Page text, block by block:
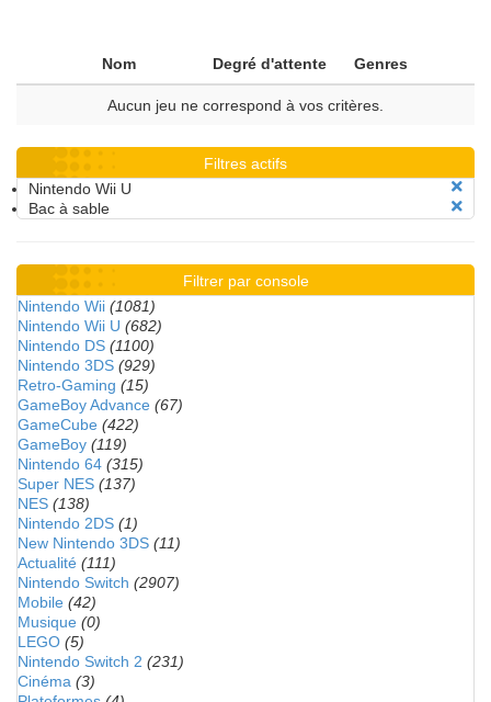
Nom Degré d'attente Genres
Aucun jeu ne correspond à vos critères.
Filtres actifs
Nintendo Wii U
Bac à sable
Filtrer par console
Nintendo Wii (1081)
Nintendo Wii U (682)
Nintendo DS (1100)
Nintendo 3DS (929)
Retro-Gaming (15)
GameBoy Advance (67)
GameCube (422)
GameBoy (119)
Nintendo 64 (315)
Super NES (137)
NES (138)
Nintendo 2DS (1)
New Nintendo 3DS (11)
Actualité (111)
Nintendo Switch (2907)
Mobile (42)
Musique (0)
LEGO (5)
Nintendo Switch 2 (231)
Cinéma (3)